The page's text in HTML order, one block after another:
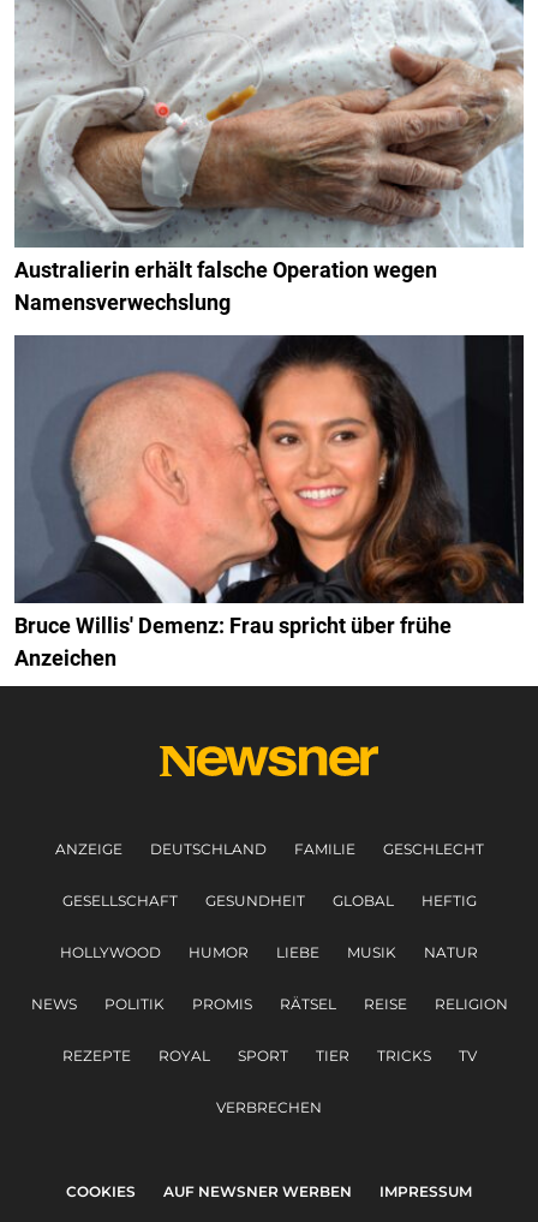
Australierin erhält falsche Operation wegen
Namensverwechslung
Bruce Willis' Demenz: Frau spricht über frühe
Anzeichen
ANZEIGE DEUTSCHLAND FAMILIE GESCHLECHT
GESELLSCHAFT GESUNDHEIT GLOBAL HEFTIG
HOLLYWOOD HUMOR LIEBE MUSIK NATUR
NEWS POLITIK PROMIS RÄTSEL REISE RELIGION
REZEPTE ROYAL SPORT TIER TRICKS TV
VERBRECHEN
COOKIES AUF NEWSNER WERBEN IMPRESSUM